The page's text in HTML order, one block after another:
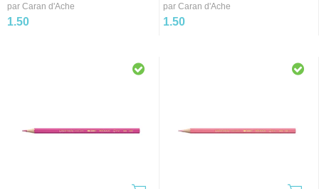
par Caran d'Ache
1.50
par Caran d'Ache
1.50